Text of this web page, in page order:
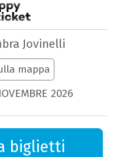
Jovinelli
mappa
2026
biglietti